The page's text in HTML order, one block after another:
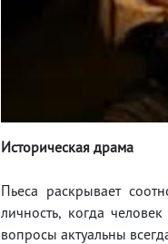
Историческая драма
Пьеса раскрывает
личность, когда
вопросы актуальны